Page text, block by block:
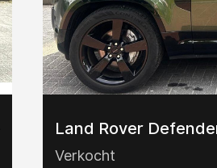
Land Rover
Verkocht